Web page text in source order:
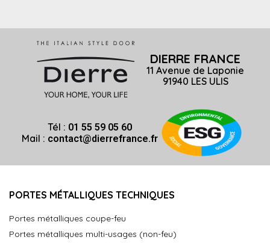
DIERRE FRANCE
11 Avenue de Laponie
91940 LES ULIS
Tél : 01 55 59 05 60
Mail : contact@dierrefrance.fr
PORTES MÉTALLIQUES TECHNIQUES
Portes métalliques coupe-feu
Portes métalliques multi-usages (non-feu)